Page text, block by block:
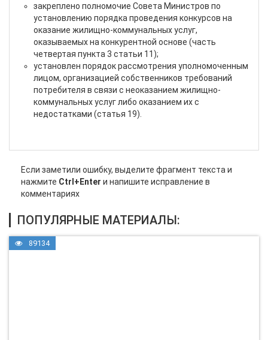
закреплено полномочие Совета Министров по
установлению порядка проведения конкурсов на
оказание жилищно-коммунальных услуг,
оказываемых на конкурентной основе (часть
четвертая пункта 3 статьи 11);
установлен порядок рассмотрения уполномоченным
лицом, организацией собственников требований
потребителя в связи с неоказанием жилищно-
коммунальных услуг либо оказанием их с
недостатками (статья 19).
Если заметили ошибку, выделите фрагмент текста и
нажмите Ctrl+Enter и напишите исправление в
комментариях
ПОПУЛЯРНЫЕ МАТЕРИАЛЫ:
89134